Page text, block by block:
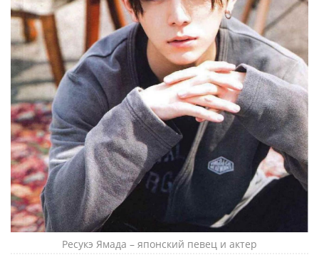
Ресукэ Ямада – японский певец и актер